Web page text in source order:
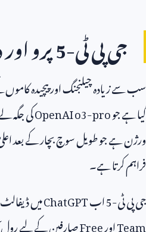
جی پی ٹی-5پرو
سب سے زیادہ چیلنجنگ اور پیچیدہ
گیا ہے جوOpenAI o3-proکی جگہ
ورژن ہے جو طویل سوچ بچار کے بعد
فراہم کرتا ہے۔
جی پی ٹی-5ابChatGPTمیں
TeamاورFreeصارفین کے لیے